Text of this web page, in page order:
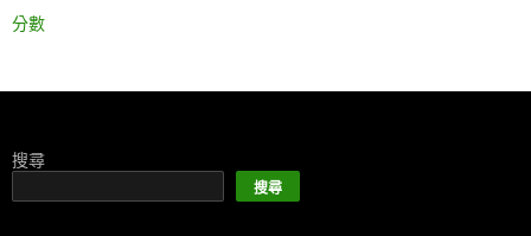
分數
搜尋
搜尋